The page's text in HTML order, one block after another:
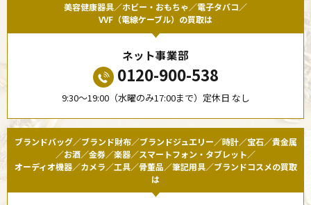
美容健康器具／ホビー・おもちゃ／電子タバコ／
VVF（電線ケーブル）の買取は
ネット事業部
0120-900-538
9:30〜19:00（水曜のみ17:00まで）定休日 なし
ブランドバッグ／ブランド財布／ブランドジュエリー／時計／宝石／貴金属
／お酒／金券／楽器／スマートフォン・タブレット／
オーディオ機器／カメラ／工具／骨董品／筆記用具／ブランドコスメの買取
は